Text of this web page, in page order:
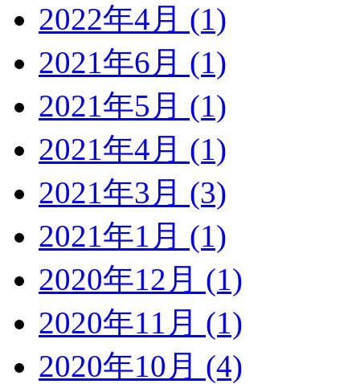
2022年4月 (1)
2021年6月 (1)
2021年5月 (1)
2021年4月 (1)
2021年3月 (3)
2021年1月 (1)
2020年12月 (1)
2020年11月 (1)
2020年10月 (4)